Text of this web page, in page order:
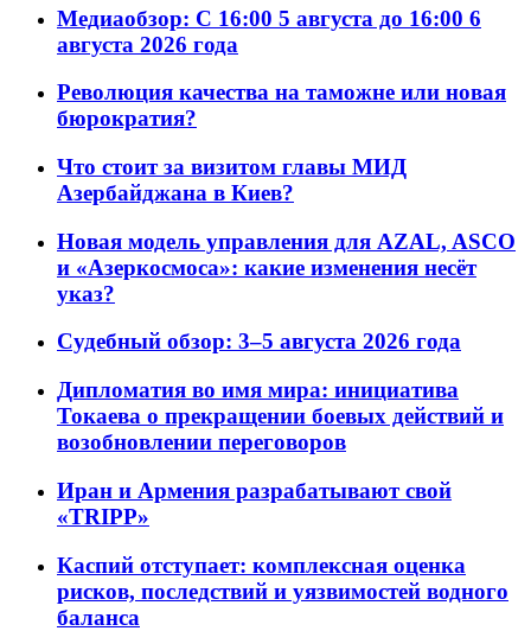
Медиаобзор: С 16:00 5 августа до 16:00 6
августа 2026 года
Революция качества на таможне или новая
бюрократия?
Что стоит за визитом главы МИД
Азербайджана в Киев?
Новая модель управления для AZAL, ASCO
и «Азеркосмоса»: какие изменения несёт
указ?
Судебный обзор: 3–5 августа 2026 года
Дипломатия во имя мира: инициатива
Токаева о прекращении боевых действий и
возобновлении переговоров
Иран и Армения разрабатывают свой
«TRIPP»
Каспий отступает: комплексная оценка
рисков, последствий и уязвимостей водного
баланса